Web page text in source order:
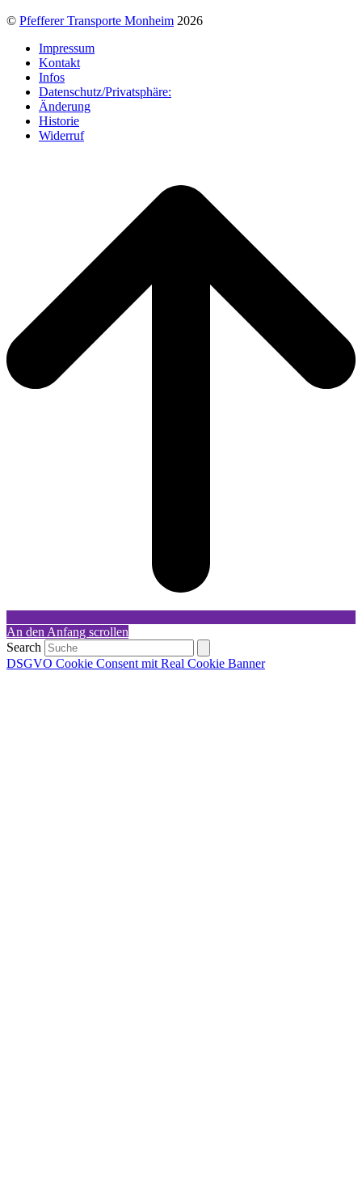
© Pfefferer Transporte Monheim 2026
Impressum
Kontakt
Infos
Datenschutz/Privatsphäre:
Änderung
Historie
Widerruf
An den Anfang scrollen
Search
DSGVO Cookie Consent mit Real Cookie Banner